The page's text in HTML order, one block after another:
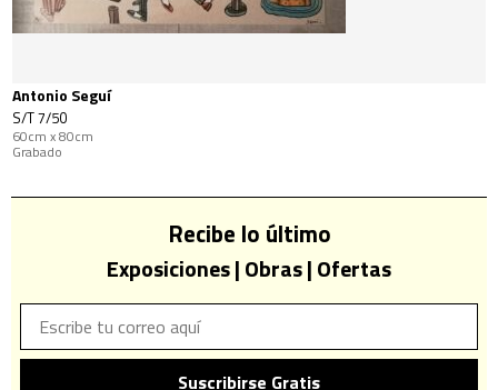
Antonio Seguí
S/T 7/50
60cm x 80cm
Grabado
Recibe lo último
Exposiciones | Obras | Ofertas
Suscribirse Gratis